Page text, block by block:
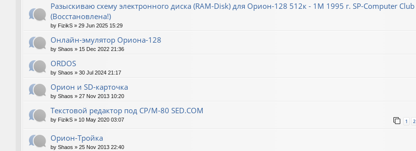
Разыскиваю схему электронного диска (RAM-Disk) для Орион-128 512к - 1М 1995 г. SP-Computer Club
(Восстановлена!)
by FizikS » 29 Jun 2025 15:29
Онлайн-эмулятор Ориона-128
by Shaos » 15 Dec 2022 21:36
ORDOS
by Shaos » 30 Jul 2024 21:17
Орион и SD-карточка
by Shaos » 27 Nov 2013 10:20
Текстовой редактор под CP/M-80 SED.COM
by FizikS » 10 May 2020 03:07 1 2
Орион-Тройка
by Shaos » 25 Nov 2013 22:40